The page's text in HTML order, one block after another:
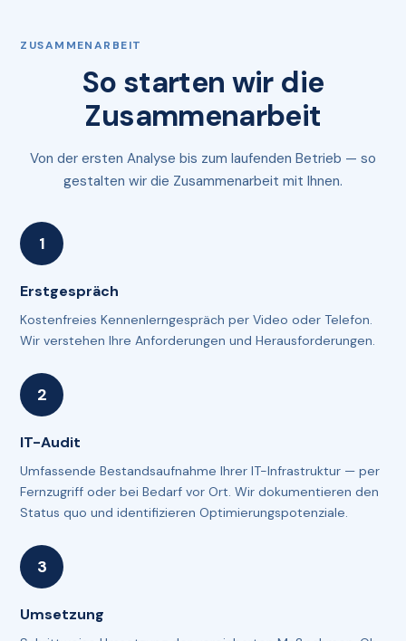
ZUSAMMENARBEIT
So starten wir die
Zusammenarbeit
Von der ersten Analyse bis zum laufenden Betrieb — so
gestalten wir die Zusammenarbeit mit Ihnen.
Erstgespräch
Kostenfreies Kennenlerngespräch per Video oder Telefon.
Wir verstehen Ihre Anforderungen und Herausforderungen.
IT-Audit
Umfassende Bestandsaufnahme Ihrer IT-Infrastruktur — per
Fernzugriff oder bei Bedarf vor Ort. Wir dokumentieren den
Status quo und identifizieren Optimierungspotenziale.
Umsetzung